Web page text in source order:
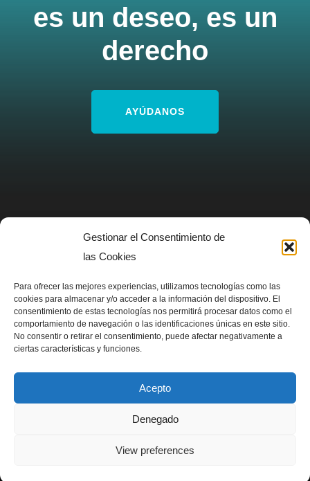
Gestionar el Consentimiento de
las Cookies
Para ofrecer las mejores experiencias, utilizamos tecnologías como las
cookies para almacenar y/o acceder a la información del dispositivo. El
consentimiento de estas tecnologías nos permitirá procesar datos como el
comportamiento de navegación o las identificaciones únicas en este sitio.
No consentir o retirar el consentimiento, puede afectar negativamente a
ciertas características y funciones.
Acepto
Denegado
View preferences
es un deseo, es un
derecho
AYÚDANOS
AVISO LEGAL
SIGUENOS EN